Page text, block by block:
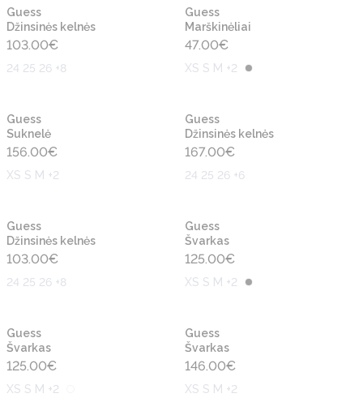
Guess
Džinsinės kelnės
103.00€
24 25 26 +8
Guess
Marškinėliai
47.00€
XS S M +2
Guess
Suknelė
156.00€
XS S M +2
Guess
Džinsinės kelnės
167.00€
24 25 26 +6
Guess
Džinsinės kelnės
103.00€
24 25 26 +8
Guess
Švarkas
125.00€
XS S M +2
Guess
Švarkas
125.00€
XS S M +2
Guess
Švarkas
146.00€
XS S M +2